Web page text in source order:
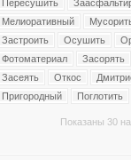
Пересушить
Мелиоративный
Застроить
Осушить
Фотоматериал
Засорять
Засеять
Откос
Пригородный
Поглотить
Показаны 30